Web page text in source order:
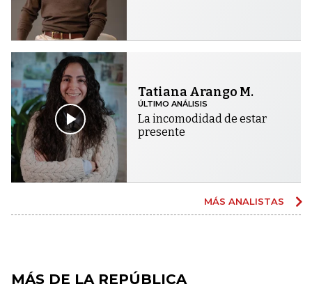
Tatiana Arango M.
ÚLTIMO ANÁLISIS
La incomodidad de estar
presente
MÁS ANALISTAS
MÁS DE LA REPÚBLICA